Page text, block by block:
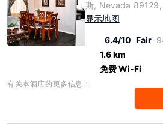
斯, Nevada 89129,
显示地图
6.4/10 Fair
1.6 km
免费 Wi-Fi
有关本酒店的更多信息：